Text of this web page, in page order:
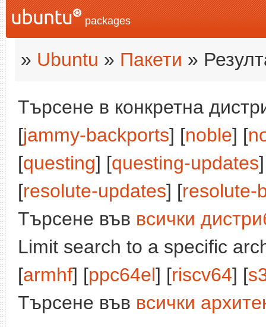
packages
» Ubuntu » Пакети »
Търсене в конкретна
[jammy-backports] [noble] [
[questing] [questing-updates
[resolute-updates] [resolute-
Търсене във всички
Limit search to a specific
[armhf] [ppc64el] [riscv64] [
Търсене във всички